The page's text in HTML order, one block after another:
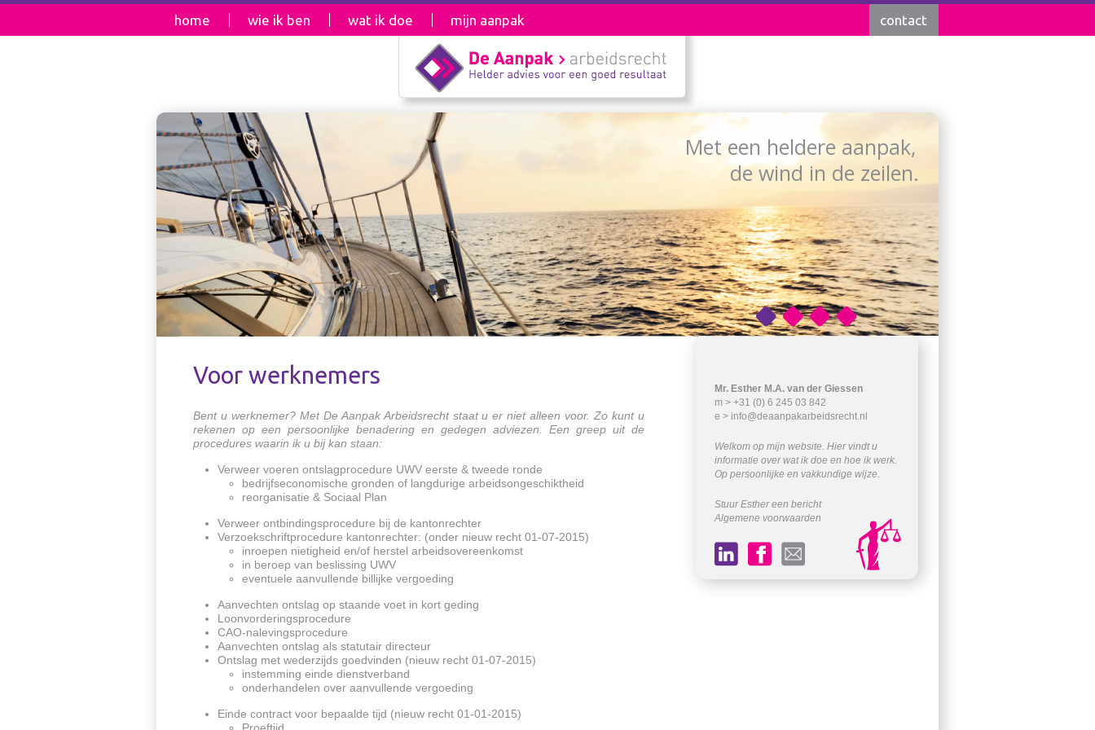
home wie ik ben wat ik doe mijn aanpak contact
Met een heldere aanpak,
de wind in de zeilen.
Voor werknemers
Bent u werknemer? Met De Aanpak Arbeidsrecht staat u er niet alleen voor. Zo kunt u
rekenen op een persoonlijke benadering en gedegen adviezen. Een greep uit de
procedures waarin ik u bij kan staan:
Verweer voeren ontslagprocedure UWV eerste & tweede ronde
bedrijfseconomische gronden of langdurige arbeidsongeschiktheid
reorganisatie & Sociaal Plan
Verweer ontbindingsprocedure bij de kantonrechter
Verzoekschriftprocedure kantonrechter: (onder nieuw recht 01-07-2015)
inroepen nietigheid en/of herstel arbeidsovereenkomst
in beroep van beslissing UWV
eventuele aanvullende billijke vergoeding
Aanvechten ontslag op staande voet in kort geding
Loonvorderingsprocedure
CAO-nalevingsprocedure
Aanvechten ontslag als statutair directeur
Ontslag met wederzijds goedvinden (nieuw recht 01-07-2015)
instemming einde dienstverband
onderhandelen over aanvullende vergoeding
Einde contract voor bepaalde tijd (nieuw recht 01-01-2015)
Mr. Esther M.A. van der Giessen
m > +31 (0) 6 245 03 842
e > info@deaanpakarbeidsrecht.nl
Welkom op mijn website. Hier vindt u
informatie over wat ik doe en hoe ik werk.
Op persoonlijke en vakkundige wijze.
Stuur Esther een bericht
Algemene voorwaarden